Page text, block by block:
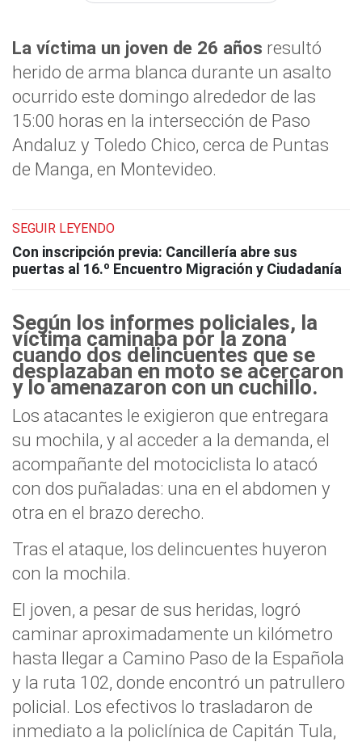
La víctima un joven de 26 años resultó
herido de arma blanca durante un asalto
ocurrido este domingo alrededor de las
15:00 horas en la intersección de Paso
Andaluz y Toledo Chico, cerca de Puntas
de Manga, en Montevideo.
SEGUIR LEYENDO
Con inscripción previa: Cancillería abre sus
puertas al 16.º Encuentro Migración y Ciudadanía
Según los informes policiales, la
víctima caminaba por la zona
cuando dos delincuentes que se
desplazaban en moto se acercaron
y lo amenazaron con un cuchillo.
Los atacantes le exigieron que entregara
su mochila, y al acceder a la demanda, el
acompañante del motociclista lo atacó
con dos puñaladas: una en el abdomen y
otra en el brazo derecho.
Tras el ataque, los delincuentes huyeron
con la mochila.
El joven, a pesar de sus heridas, logró
caminar aproximadamente un kilómetro
hasta llegar a Camino Paso de la Española
y la ruta 102, donde encontró un patrullero
policial. Los efectivos lo trasladaron de
inmediato a la policlínica de Capitán Tula,